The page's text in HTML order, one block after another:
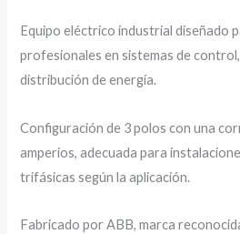
Equipo eléctrico industrial diseñado
profesionales en sistemas de
distribución de energía.
Configuración de 3 polos con una
amperios, adecuada para
trifásicas según la aplicación.
Fabricado por ABB, marca